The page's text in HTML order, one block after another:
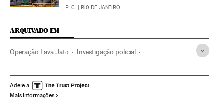
P. C. | RIO DE JANEIRO
ARQUIVADO EM
Operação Lava Jato Investigação policial
Polícia Federal Petrobras
Escândalos políticos
Adere a
Mais informações